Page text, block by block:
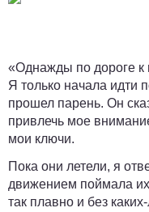
«Однажды по дороге
Я только начала идти
прошел парень. Он
привлечь мое
мои ключи.
Пока они летели, я
движением поймала
так плавно и без